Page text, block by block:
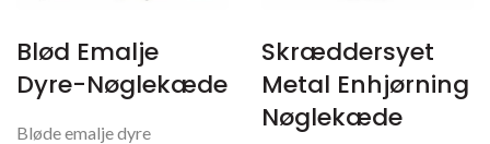
Blød Emalje
Dyre-Nøglekæde
Bløde emalje dyre
Skræddersyet
Metal Enhjørning
Nøglekæde